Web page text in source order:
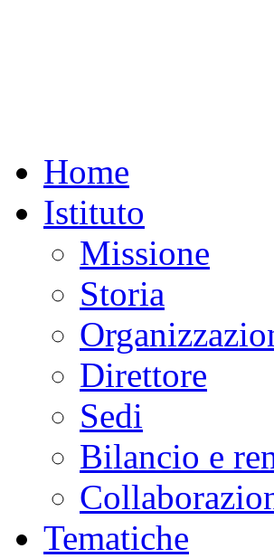
Home
Istituto
Missione
Storia
Direttore
Sedi
Bilancio e
Tematiche